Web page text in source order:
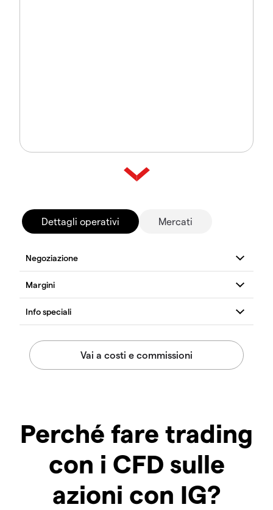
Dettagli operativi Mercati
Perché fare trading
con i CFD sulle
azioni con IG?